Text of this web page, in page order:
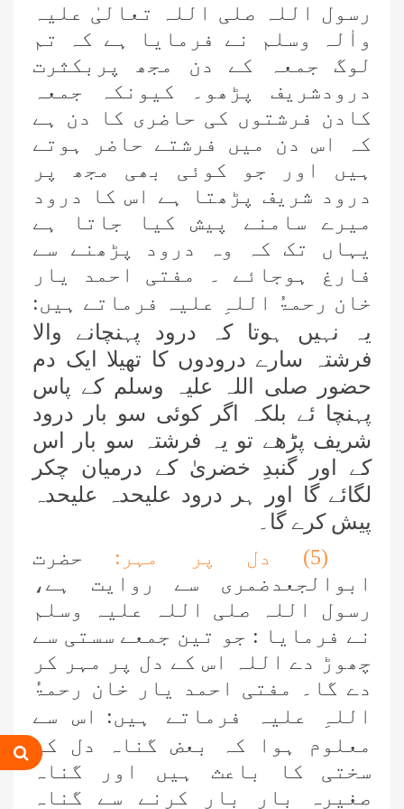
رسول اللہ صلی اللہ تعالیٰ علیہ
واٰلہ وسلم نے فرمایا ہے کہ تم
لوگ جمعہ کے دن مجھ پربکثرت
درودشریف پڑھو۔ کیونکہ جمعہ
کادن فرشتوں کی حاضری کا دن ہے
کہ اس دن میں فرشتے حاضر ہوتے
ہیں اور جو کوئی بھی مجھ پر
درود شریف پڑھتا ہے اس کا درود
میرے سامنے پیش کیا جاتا ہے
یہاں تک کہ وہ درود پڑھنے سے
فارغ ہوجائے ۔ مفتی احمد یار
خان رحمۃُ اللہِ علیہ فرماتے ہیں:
یہ نہیں ہوتا کہ درود پہنچانے والا
فرشتہ سارے درودوں کا تھیلا ایک دم
حضور صلی اللہ علیہ وسلم کے پاس
پہنچا ئے بلکہ اگر کوئی سو بار درود
شریف پڑھے تو یہ فرشتہ سو بار اس
کے اور گنبدِ خضریٰ کے درمیان چکر
لگائے گا اور ہر درود علیحدہ علیحدہ
پیش کرے گا۔
(5) دل پر مہر:
حضرت
ابوالجعدضمری سے روایت ہے،
رسول اللہ صلی اللہ علیہ وسلم
نے فرمایا : جو تین جمعے سستی سے
چھوڑ دے اللہ اس کے دل پر مہر کر
دے گا۔ مفتی احمد یار خان رحمۃُ
اللہِ علیہ فرماتے ہیں:
اس سے
معلوم ہوا کہ بعض گناہ دل کی
سختی کا باعث ہیں اور گناہ
صغیرہ بار بار کرنے سے گناہ
عمر اختر (درجہ خامسہ مرکزی جامعۃ
المدینہ فیضان مدینہ ،کراچی،پاکستان)
محمد وقاص (مرکزی جامعۃ المدینہ
فیضان مدینہ،کراچی ،پاکستان)
محمد سعد عمران (درجہ عالیہ مرکزی
جامعۃ المدینہ فیضانِ مدینہ ،کراچی
،پاکستان)